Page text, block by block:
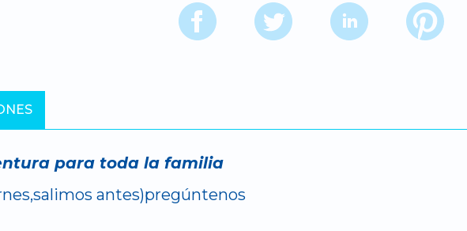
para toda la familia
antes)pregúntenos